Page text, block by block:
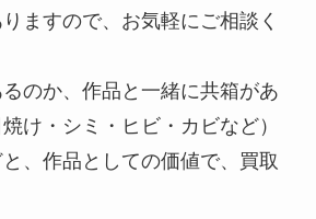
ますので、お気軽にご相談く
のか、作品と一緒に共箱があ
け・シミ・ヒビ・カビなど）
、作品としての価値で、買取